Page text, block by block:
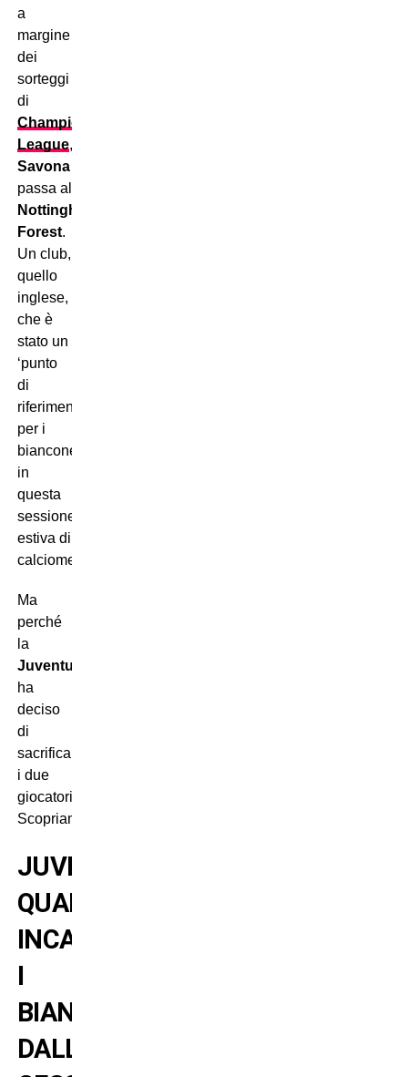
a
margine
dei
sorteggi
di
Champions
League,
Savona
passa al
Nottingham
Forest.
Un club,
quello
inglese,
che è
stato un
‘punto
di
riferimento’
per i
bianconeri
in
questa
sessione
estiva di
calciomercato.
Ma
perché
la
Juventus
ha
deciso
di
sacrificare
i due
giocatori?
Scopriamolo.
JUVENTUS:
QUANTO
INCASSANO
I
BIANCONERI
DALLA